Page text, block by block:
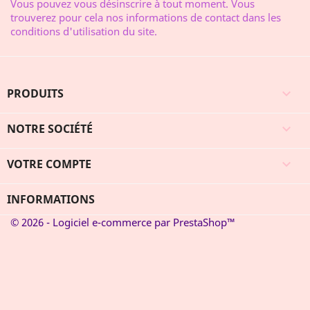
Vous pouvez vous désinscrire à tout moment. Vous
trouverez pour cela nos informations de contact dans les
conditions d'utilisation du site.
PRODUITS 
NOTRE SOCIÉTÉ 
VOTRE COMPTE 
INFORMATIONS
© 2026 - Logiciel e-commerce par PrestaShop™